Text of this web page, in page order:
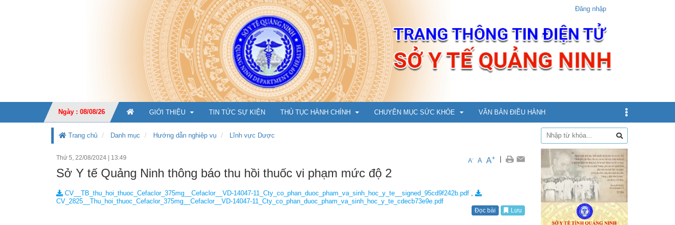
Đăng nhập
Ngày : 08/08/26 GIỚI THIỆU
CHỨC NĂNG, NHIỆM VỤ
TỔ CHỨC BỘ MÁYBan Giám đốc
TIN TỨC SỰ KIỆN THỦ TỤC HÀNH CHÍNH
Dân số, Bà mẹ - Trẻ em
Bảo trợ xã hội
CHUYÊN MỤC SỨC KHỎE
An toàn tiêm chủng vắc xin
Hướng dẫn tiêm cho trẻ từ 5 - dưới 12 tuổi
VĂN BẢN ĐIỀU HÀNH
Trang chủ Danh mục Hướng dẫn nghiệp vụ Lĩnh vực Dược
Thứ 5, 22/08/2024 | 13:49 A- A A+ |
Sở Y tế Quảng Ninh thông báo thu hồi thuốc vi phạm mức độ 2
CV__TB_thu_hoi_thuoc_Cefaclor_375mg__Cefaclor__VD-14047-11_Cty_co_phan_duoc_pham_va_sinh_hoc_y_te__signed_95cd9f242b.pdf
CV_2825__Thu_hoi_thuoc_Cefaclor_375mg__Cefaclor__VD-14047-11_Cty_co_phan_duoc_pham_va_sinh_hoc_y_te_cdecb73e9e.pdf
Đọc bài Lưu